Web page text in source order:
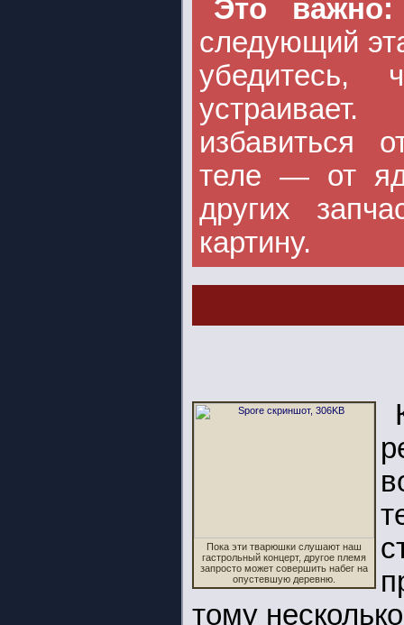
Это
следующий
убедитесь,
избавиться
теле — от
других
картину.
Пока эти тварюшки слушают наш
гастрольный концерт, другое племя
запросто может совершить набег на
опустевшую деревню.
тому